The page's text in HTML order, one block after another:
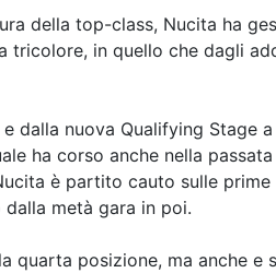
della top-class, Nucita ha
in quello che dagli
dalla nuova Qualifying Stage
ha corso anche nella
è partito cauto sulle
metà gara in poi.
quarta posizione, ma anche